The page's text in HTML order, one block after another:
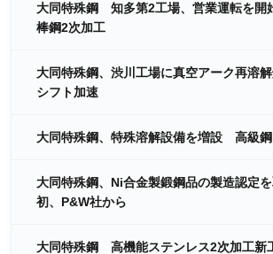
大同特殊鋼 知多第2工場、営業運転を
棒鋼2次加工
大同特殊鋼、渋川工場に真空アーク再溶
シフト加速
大同特殊鋼、特殊溶解設備を増設 高級
大同特殊鋼、Ni合金製鍛鋼品の製造認定
初、P&W社から
大同特殊鋼 高機能ステンレス2次加工新